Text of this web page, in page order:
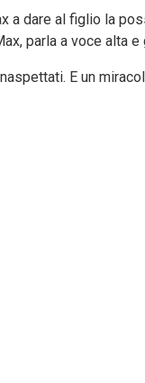
a dare al figlio la
parla a voce alta
E un